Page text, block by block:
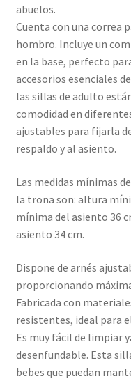
abuelos.
Cuenta con una correa
hombro. Incluye un
en la base, perfecto
accesorios esenciales
las sillas de adulto
comodidad en
ajustables para fijarla
respaldo y al asiento.
Las medidas mínimas
la trona son: altura
mínima del asiento 36
asiento 34 cm.
Dispone de arnés
proporcionando
Fabricada con
resistentes, ideal para
Es muy fácil de limpiar
desenfundable. Esta
bebes que puedan